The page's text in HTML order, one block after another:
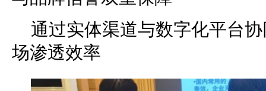
通过实体渠道与数字化平台
场渗透效率